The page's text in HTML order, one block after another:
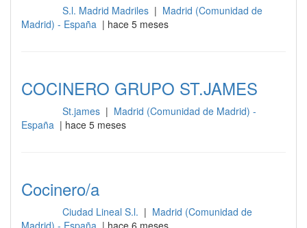
S.l. Madrid Madriles | Madrid (Comunidad de
Madrid) - España | hace 5 meses
COCINERO GRUPO ST.JAMES
St.james | Madrid (Comunidad de Madrid) -
España | hace 5 meses
Cocinero/a
Ciudad Lineal S.l. | Madrid (Comunidad de
Madrid) - España | hace 6 meses